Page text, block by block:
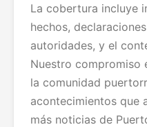
La cobertura incluye
hechos,
autoridades, y el
Nuestro compromiso
la comunidad
acontecimientos que
más noticias de